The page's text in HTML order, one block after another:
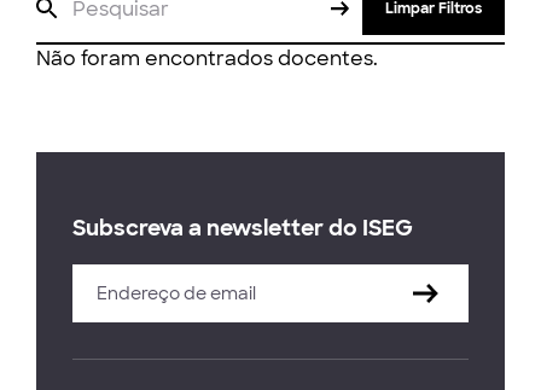
Limpar Filtros
Não foram encontrados docentes.
Subscreva a newsletter do ISEG